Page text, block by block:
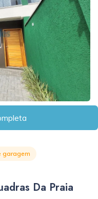
garagem
Da Praia